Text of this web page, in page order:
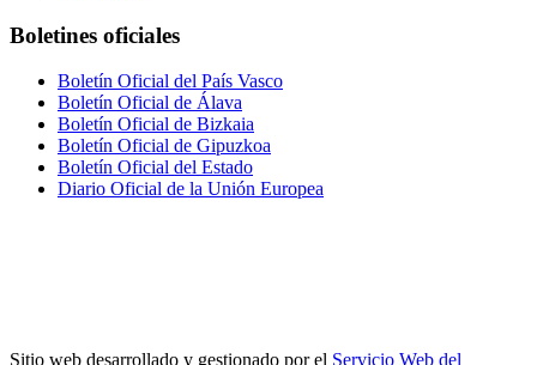
Boletines oficiales
Boletín Oficial del País Vasco
Boletín Oficial de Álava
Boletín Oficial de Bizkaia
Boletín Oficial de Gipuzkoa
Boletín Oficial del Estado
Diario Oficial de la Unión Europea
Sitio web desarrollado y gestionado por el Servicio Web del